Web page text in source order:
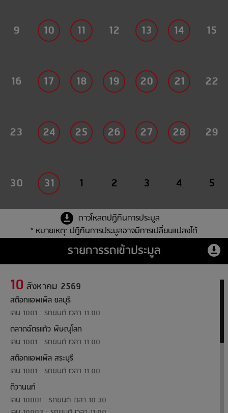
9 10 11 12 13 14 15
16 17 18 19 20 21 22
23 24 25 26 27 28 29
30 31 1 2 3 4 5
ดาวโหลดปฏิทินการประมูล
* หมายเหตุ: ปฏิทินการประมูลอาจมีการเปลี่ยนแปลงได้
รายการรถเข้าประมูล
10 สิงหาคม 2569
สต๊อกแอพเพิล ชลบุรี
เลน 1001 : รถยนต์ เวลา 11:00
ตลาดฉัตรแก้ว พิษณุโลก
เลน 1001 : รถยนต์ เวลา 11:00
สต๊อกแอพเพิล สระบุรี
เลน 1001 : รถยนต์ เวลา 11:00
ติวานนท์
เลน 10001 : รถยนต์ เวลา 10:30